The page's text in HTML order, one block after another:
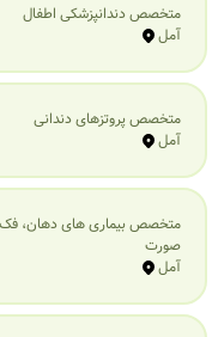
متخصص دندانپزشکی اطفال
آمل
متخصص پروتزهای دندانی
آمل
متخصص بیماری‌ های دهان،
صورت
آمل